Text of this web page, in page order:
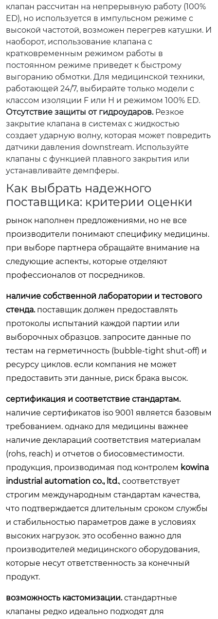
клапан рассчитан на непрерывную работу (100%
ED), но используется в импульсном режиме с
высокой частотой, возможен перегрев катушки. И
наоборот, использование клапана с
кратковременным режимом работы в
постоянном режиме приведет к быстрому
выгоранию обмотки. Для медицинской техники,
работающей 24/7, выбирайте только модели с
классом изоляции F или H и режимом 100% ED.
Отсутствие защиты от гидроударов.Резкое
закрытие клапана в системах с жидкостью
создает ударную волну, которая может повредить
датчики давления downstream. Используйте
клапаны с функцией плавного закрытия или
устанавливайте демпферы.
Как выбрать надежного
поставщика: критерии оценки
рынок наполнен предложениями, но не все
производители понимают специфику медицины.
при выборе партнера обращайте внимание на
следующие аспекты, которые отделяют
профессионалов от посредников.
наличие собственной лаборатории и тестового
стенда.поставщик должен предоставлять
протоколы испытаний каждой партии или
выборочных образцов. запросите данные по
тестам на герметичность (bubble-tight shut-off) и
ресурсу циклов. если компания не может
предоставить эти данные, риск брака высок.
сертификация и соответствие стандартам.
наличие сертификатов iso 9001 является базовым
требованием. однако для медицины важнее
наличие деклараций соответствия материалам
(rohs, reach) и отчетов о биосовместимости.
продукция, производимая под контролем kowina
industrial automation co., ltd., соответствует
строгим международным стандартам качества,
что подтверждается длительным сроком службы
и стабильностью параметров даже в условиях
высоких нагрузок. это особенно важно для
производителей медицинского оборудования,
которые несут ответственность за конечный
продукт.
возможность кастомизации.стандартные
клапаны редко идеально подходят для